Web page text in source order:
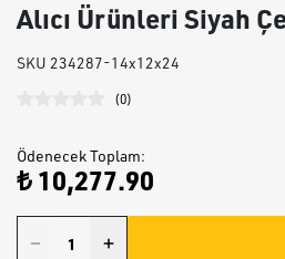
Alıcı Ürünleri Siyah
SKU 234287-14x12x24
(0)
Ödenecek Toplam:
₺ 10,277.90